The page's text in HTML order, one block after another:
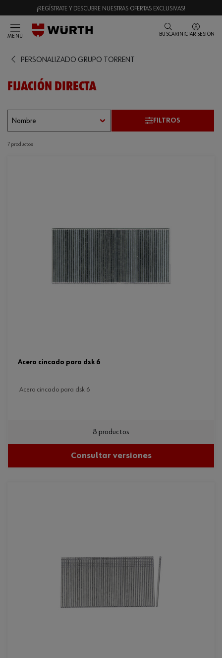
¡REGÍSTRATE Y DESCUBRE NUESTRAS OFERTAS EXCLUSIVAS!
MENÚ BUSCAR INICIAR SESIÓN
PERSONALIZADO GRUPO TORRENT
FIJACIÓN DIRECTA
FILTROS
7 productos
acero cincado para dsk 6
acero cincado para dsk 6
8 productos
Consultar versiones